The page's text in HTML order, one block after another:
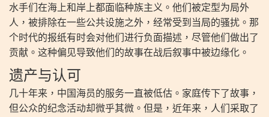
水手们在海上和岸上都面临种族主义。他们被定型为局外
人，被排除在一些公共设施之外，经常受到当局的骚扰。那
个时代的报纸有时会对他们进行负面描述，尽管他们做出了
贡献。这种偏见导致他们的故事在战后叙事中被边缘化。
遗产与认可
几十年来，中国海员的服务一直被低估。家庭传下了故事，
但公众的纪念活动却微乎其微。但是，近年来，人们采取了